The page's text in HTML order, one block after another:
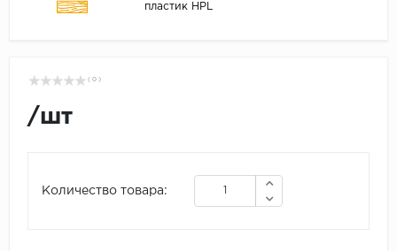
пластик HPL
( 0 )
/шт
Количество товара: